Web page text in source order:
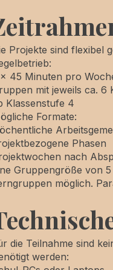
Projekte sind flexibel
45 Minuten pro
mit jeweils ca. 6
Klassenstufe 4
Formate:
Phasen
nach
Gruppengröße von
möglich.
die Teilnahme sind
werden: